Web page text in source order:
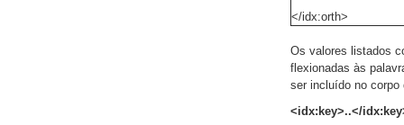
</idx:orth>
Os valores listados
flexionadas às
ser incluído no corpo
<idx:key>..</